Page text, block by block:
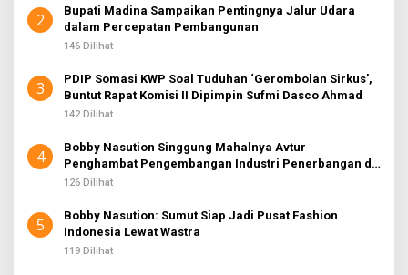
2
Bupati Madina Sampaikan Pentingnya Jalur Udara
dalam Percepatan Pembangunan
146 Dilihat
3
PDIP Somasi KWP Soal Tuduhan ‘Gerombolan Sirkus’,
Buntut Rapat Komisi II Dipimpin Sufmi Dasco Ahmad
142 Dilihat
4
Bobby Nasution Singgung Mahalnya Avtur
Penghambat Pengembangan Industri Penerbangan di
Sumut
126 Dilihat
5
Bobby Nasution: Sumut Siap Jadi Pusat Fashion
Indonesia Lewat Wastra
119 Dilihat